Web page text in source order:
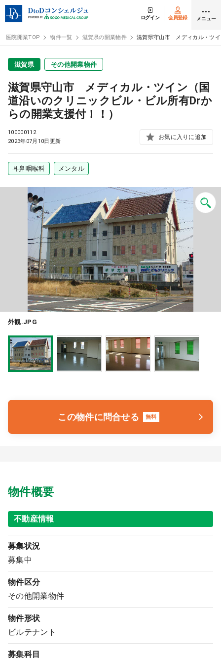
ログイン 会員登録 メニュー
クリニック開業
開業までの流れ
開業スタイル TOP
医療モール開業
継承開業（医院継承）
新規開業（戸建て・テナント）
物件検索
コンサルタント
開業支援事例
開業支援事例
開業ノウハウ
開業セミナー
個別相談会
医師求人
DtoDとは
お問合せ
医院の譲渡・売却をお考えの方
医院開業TOP 物件一覧 滋賀県の開業物件 滋賀県守山市 メディカル・ツイ
滋賀県 その他開業物件
滋賀県守山市 メディカル・ツイン（国
道沿いのクリニックビル・ビル所有Drか
らの開業支援付！！）
100000112
2023年07月10日更新
お気に入りに追加
耳鼻咽喉科 メンタル
外観.JPG
この物件に問合せる 無料
物件概要
不動産情報
募集状況
募集中
物件区分
その他開業物件
物件形状
ビルテナント
募集科目